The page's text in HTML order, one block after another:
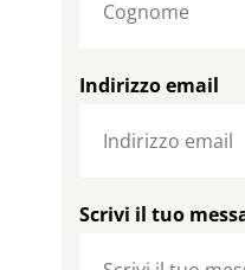
Indirizzo email
Scrivi il tuo